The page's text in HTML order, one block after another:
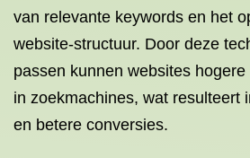
van relevante keywords en het
website-structuur. Door deze
passen kunnen websites
in zoekmachines, wat resulteert
en betere conversies.